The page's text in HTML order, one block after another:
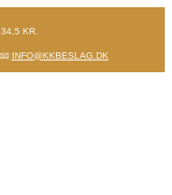
KR.
INFO@KKBESLAG.DK